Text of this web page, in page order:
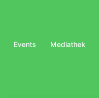
Events Mediathek